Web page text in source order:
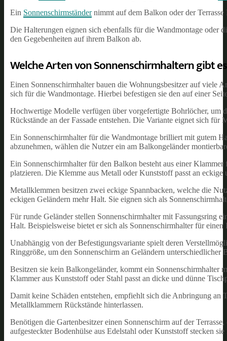
Ein Sonnenschirmständernimmt auf dem Balkon oder der
Die Halterungen eignen sich ebenfalls für die Wandmontage oder
den Gegebenheiten auf ihrem Balkon ab.
Welche Arten von Sonnenschirmhaltern gibt
Einen Sonnenschirmhalter bauen die Wohnungsbesitzer auf viele
sich für die Wandmontage. Hierbei befestigen sie den auf einer
Hochwertige Modelle verfügen über vorgefertigte Bohrlöcher, um
Rückstände an der Fassade entstehen. Die Variante eignet sich
Ein Sonnenschirmhalter für die Wandmontage brilliert mit gutem
abzunehmen, wählen die Nutzer ein am Balkongeländer
Ein Sonnenschirmhalter für den Balkon besteht aus einer
platzieren. Die Klemme aus Metall oder Kunststoff passt an eckige
Metallklemmen besitzen zwei eckige Spannbacken, welche die
eckigen Geländern mehr Halt. Sie eignen sich als
Für runde Geländer stellen Sonnenschirmhalter mit Fassungsring
Halt. Beispielsweise bietet er sich als Sonnenschirmhalter für einen
Unabhängig von der Befestigungsvariante spielt deren
Ringgröße, um den Sonnenschirm an Geländern unterschiedlicher
Besitzen sie kein Balkongeländer, kommt ein Sonnenschirmhalter
Klammer aus Kunststoff oder Stahl passt an dicke und dünne
Damit keine Schäden entstehen, empfiehlt sich die Anbringung
Metallklammern Rückstände hinterlassen.
Benötigen die Gartenbesitzer einen Sonnenschirm auf der
aufgesteckter Bodenhülse aus Edelstahl oder Kunststoff stecken